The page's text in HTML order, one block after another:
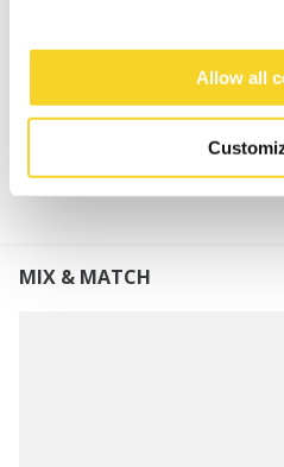
Allow all
MATERIAAL EN DETAILS
MIX & MATCH